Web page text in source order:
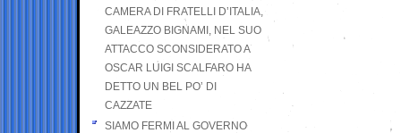
CAMERA DI FRATELLI D’ITALIA,
GALEAZZO BIGNAMI, NEL SUO
ATTACCO SCONSIDERATO A
OSCAR LUIGI SCALFARO HA
DETTO UN BEL PO’ DI
CAZZATE
SIAMO FERMI AL GOVERNO